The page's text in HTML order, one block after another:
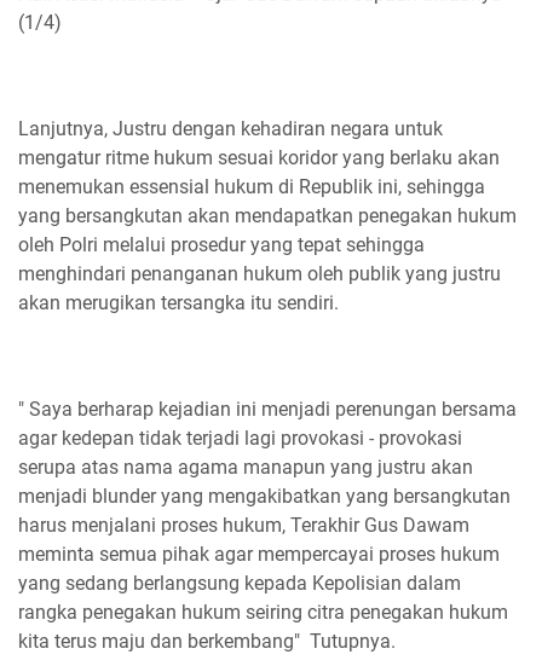
(1/4)
Lanjutnya, Justru dengan kehadiran negara untuk
mengatur ritme hukum sesuai koridor yang berlaku akan
menemukan essensial hukum di Republik ini, sehingga
yang bersangkutan akan mendapatkan penegakan hukum
oleh Polri melalui prosedur yang tepat sehingga
menghindari penanganan hukum oleh publik yang justru
akan merugikan tersangka itu sendiri.
" Saya berharap kejadian ini menjadi perenungan bersama
agar kedepan tidak terjadi lagi provokasi - provokasi
serupa atas nama agama manapun yang justru akan
menjadi blunder yang mengakibatkan yang bersangkutan
harus menjalani proses hukum, Terakhir Gus Dawam
meminta semua pihak agar mempercayai proses hukum
yang sedang berlangsung kepada Kepolisian dalam
rangka penegakan hukum seiring citra penegakan hukum
kita terus maju dan berkembang" Tutupnya.